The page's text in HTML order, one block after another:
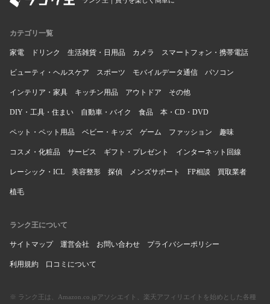
カテゴリ一覧
家電 ドリンク 生活雑貨・日用品 カメラ スマートフォン・携帯電話
ビューティ・ヘルスケア スポーツ モバイルデータ通信 パソコン
インテリア・家具 キッチン用品 アウトドア その他
DIY・工具・住まい 自動車・バイク 食品 本・CD・DVD
ペット・ペット用品 ベビー・キッズ ゲーム ファッション 趣味
コスメ・化粧品 サービス ギフト・プレゼント インターネット回線
レーシック・ICL 美容整形 探偵 メンズサポート FP相談 買取業者
植毛
ランク王について
サイトマップ 運営会社 お問い合わせ プライバシーポリシー
利用規約 口コミについて
※ ランク王は、Amazon.co.jpアソシエイト、楽天アフィリエイトを始めとした各種